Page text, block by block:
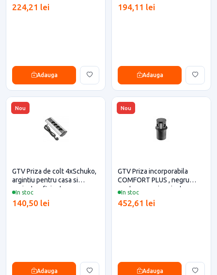
224,21 lei
Adauga
194,11 lei
Adauga
Nou
In stoc
GTV Priza de colt 4xSchuko,
argintiu pentru casa si
proiecte eficiente
140,50 lei
Adauga
Nou
In stoc
GTV Priza incorporabila
COMFORT PLUS , negru
pentru casa si proiecte
452,61 lei
Adauga